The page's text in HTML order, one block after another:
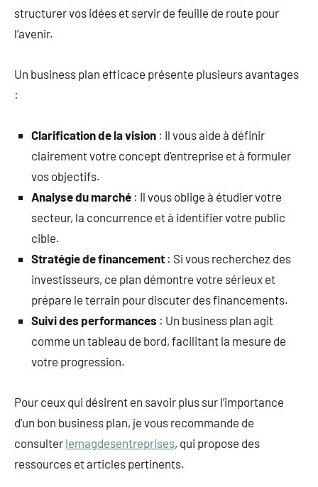
structurer vos idées et servir de feuille de route pour
l’avenir.
Un business plan efficace présente plusieurs avantages
:
Clarification de la vision : Il vous aide à définir
clairement votre concept d’entreprise et à formuler
vos objectifs.
Analyse du marché : Il vous oblige à étudier votre
secteur, la concurrence et à identifier votre public
cible.
Stratégie de financement : Si vous recherchez des
investisseurs, ce plan démontre votre sérieux et
prépare le terrain pour discuter des financements.
Suivi des performances : Un business plan agit
comme un tableau de bord, facilitant la mesure de
votre progression.
Pour ceux qui désirent en savoir plus sur l’importance
d’un bon business plan, je vous recommande de
consulter lemagdesentreprises, qui propose des
ressources et articles pertinents.